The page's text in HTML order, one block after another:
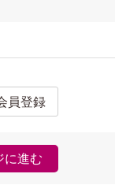
員登録
に進む